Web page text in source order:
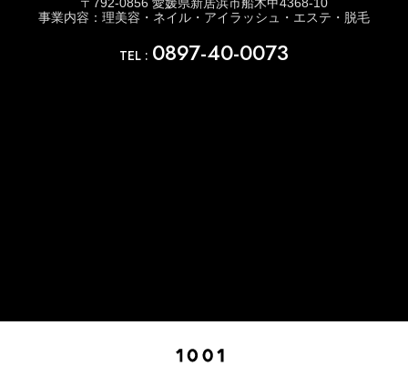
〒792-0856 愛媛県新居浜市船木甲4368-10
事業内容：理美容・ネイル・アイラッシュ・エステ・脱毛
TEL : 0897-40-0073